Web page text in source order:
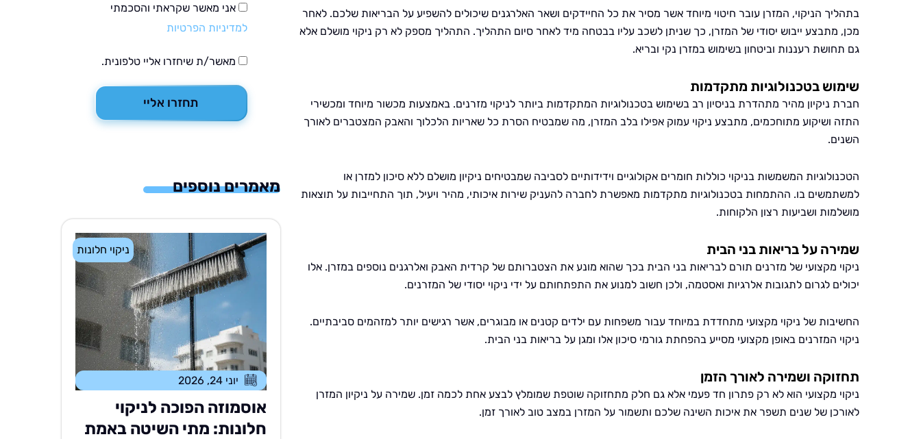
בתהליך הניקוי, המזרן עובר חיטוי מיוחד אשר מסיר את כל החיידקים ושאר האלרגנים שיכולים להשפיע על הבריאות שלכם. לאחר
מכן, מתבצע ייבוש יסודי של המזרן, כך שניתן לשכב עליו בבטחה מיד לאחר סיום התהליך. התהליך מספק לא רק ניקוי מושלם אלא
גם תחושת רעננות וביטחון בשימוש במזרן נקי ובריא.
שימוש בטכנולוגיות מתקדמות
חברת ניקיון מהיר מתהדרת בניסיון רב בשימוש בטכנולוגיות המתקדמות ביותר לניקוי מזרנים. באמצעות מכשור מיוחד ומכשירי
התזה ושיקוע מתוחכמים, מתבצע ניקוי עמוק אפילו בלב המזרן, מה שמבטיח הסרת כל שאריות הלכלוך והאבק המצטברים לאורך
השנים.
הטכנולוגיות המשמשות בניקוי כוללות חומרים אקולוגיים וידידותיים לסביבה שמבטיחים ניקיון מושלם ללא סיכון למזרן או
למשתמשים בו. ההתמחות בטכנולוגיות מתקדמות מאפשרת לחברה להעניק שירות איכותי, מהיר ויעיל, תוך התחייבות על תוצאות
מושלמות ושביעות רצון הלקוחות.
שמירה על בריאות בני הבית
ניקוי מקצועי של מזרנים תורם לבריאות בני הבית בכך שהוא מונע את הצטברותם של קרדית האבק ואלרגנים נוספים במזרן. אלו
יכולים לגרום לתגובות אלרגיות ואסטמה, ולכן חשוב למנוע את התפתחותם על ידי ניקוי יסודי של המזרנים.
החשיבות של ניקוי מקצועי מתחדדת במיוחד עבור משפחות עם ילדים קטנים או מבוגרים, אשר רגישים יותר למזהמים סביבתיים.
ניקוי המזרנים באופן מקצועי מסייע בהפחתת גורמי סיכון אלו ומגן על בריאות בני הבית.
תחזוקה ושמירה לאורך הזמן
ניקוי מקצועי הוא לא רק פתרון חד פעמי אלא גם חלק מתחזוקה שוטפת שמומלץ לבצע אחת לכמה זמן. שמירה על ניקיון המזרן
לאורכן של שנים תשפר את איכות השינה שלכם ותשמור על המזרן במצב טוב לאורך זמן.
אני מאשר שקראתי והסכמתי
למדיניות הפרטיות
מאשר/ת שיחזרו אליי טלפונית.
תחזרו אליי
מאמרים נוספים
ניקוי חלונות
יוני 24, 2026
אוסמוזה הפוכה לניקוי
חלונות: מתי השיטה באמת